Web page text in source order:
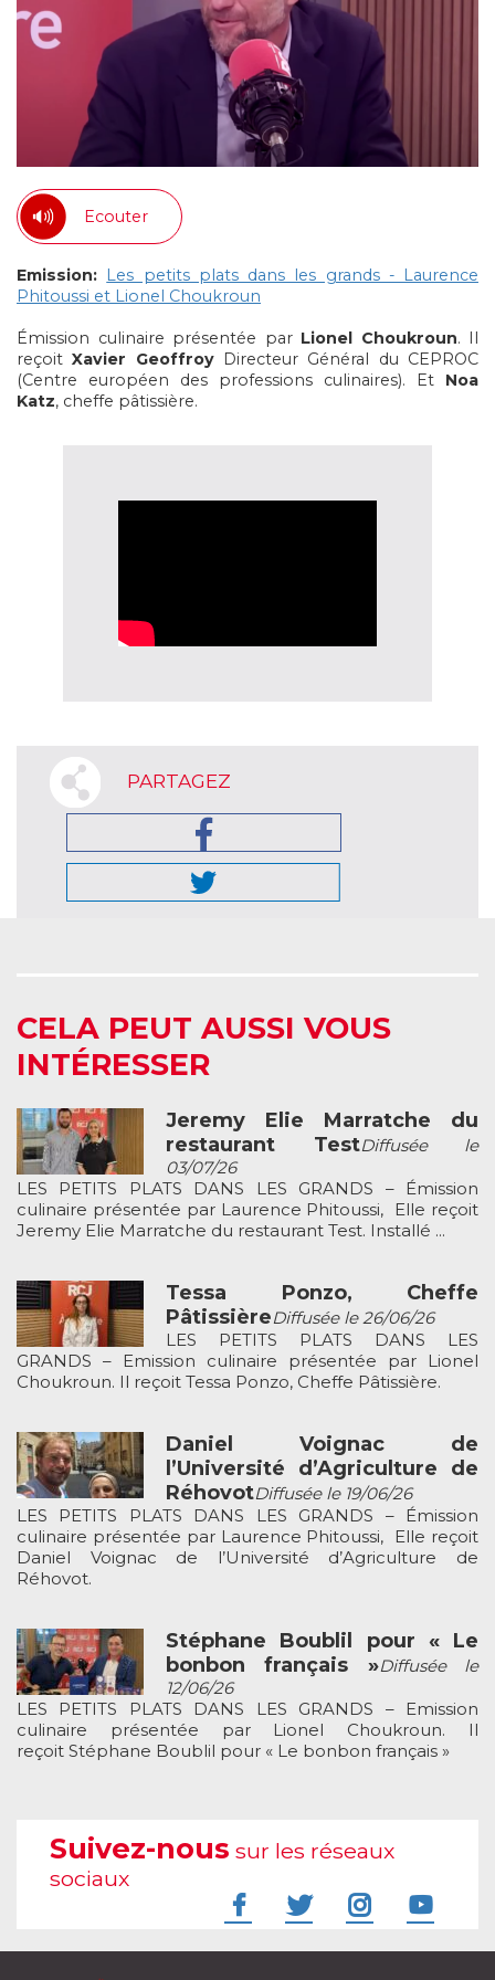
Ecouter
Emission:
Les petits plats dans les grands - Laurence
Phitoussi et Lionel Choukroun
Émission culinaire présentée par Lionel Choukroun. Il
reçoitXavier GeoffroyDirecteur Général du CEPROC
(Centre européen des professions culinaires). Et Noa
Katz, cheffe pâtissière.
PARTAGEZ
CELA PEUT AUSSI VOUS
INTÉRESSER
Jeremy Elie Marratche du
restaurant TestDiffusée le
03/07/26
LES PETITS PLATS DANS LES GRANDS – Émission
culinaire présentée par Laurence Phitoussi, Elle reçoit
Jeremy Elie Marratche du restaurant Test. Installé ...
Tessa Ponzo, Cheffe
PâtissièreDiffusée le 26/06/26
LES PETITS PLATS DANS LES
GRANDS – Emission culinaire présentée par Lionel
Choukroun. Il reçoit Tessa Ponzo, Cheffe Pâtissière.
Daniel Voignac de
l’Université d’Agriculture de
RéhovotDiffusée le 19/06/26
LES PETITS PLATS DANS LES GRANDS – Émission
culinaire présentée par Laurence Phitoussi, Elle reçoit
Daniel Voignac de l’Université d’Agriculture de
Réhovot.
Stéphane Boublil pour « Le
bonbon français »Diffusée le
12/06/26
LES PETITS PLATS DANS LES GRANDS – Emission
culinaire présentée par Lionel Choukroun. Il
reçoit Stéphane Boublil pour « Le bonbon français »
Suivez-nous sur les réseaux
sociaux